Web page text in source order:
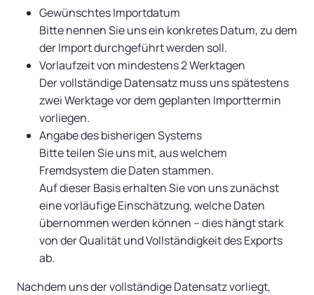
Gewünschtes Importdatum
Bitte nennen Sie uns ein konkretes Datum, zu dem
der Import durchgeführt werden soll.
Vorlaufzeit von mindestens 2 Werktagen
Der vollständige Datensatz muss uns spätestens
zwei Werktage vor dem geplanten Importtermin
vorliegen.
Angabe des bisherigen Systems
Bitte teilen Sie uns mit, aus welchem
Fremdsystem die Daten stammen.
Auf dieser Basis erhalten Sie von uns zunächst
eine vorläufige Einschätzung, welche Daten
übernommen werden können – dies hängt stark
von der Qualität und Vollständigkeit des Exports
ab.
Nachdem uns der vollständige Datensatz vorliegt,